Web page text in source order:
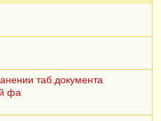
таб.документа
фа